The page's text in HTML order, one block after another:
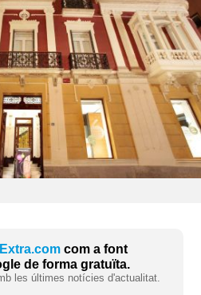
com a font
de forma gratuïta.
les últimes notícies d'actualitat.